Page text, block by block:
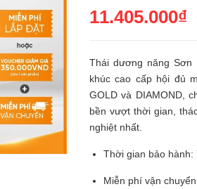
11.405.000₫
Thái dương năng Sơn
khúc cao cấp hội đủ
GOLD và DIAMOND,
bền vượt thời gian,
nghiệt nhất.
Thời gian bảo
Miễn